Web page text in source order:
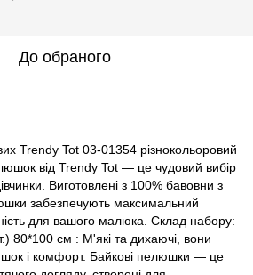
До обраного
Trendy Tot 03-01354 різнокольоровий
від Trendy Tot — це чудовий вибір
Виготовлені з 100% бавовни з
забезпечують максимальний
для вашого малюка. Склад набору:
80*100 см : М'які та дихаючі, вони
і комфорт. Байкові пелюшки — це